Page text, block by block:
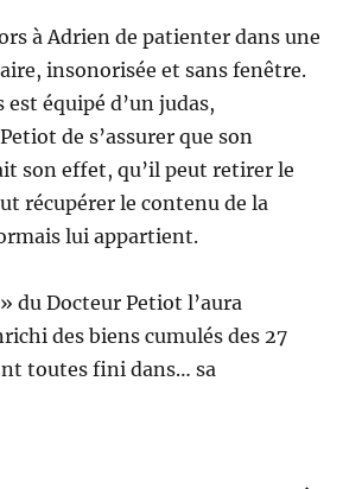
à Adrien de patienter dans une
insonorisée et sans fenêtre.
est équipé d’un judas,
de s’assurer que son
son effet, qu’il peut retirer le
récupérer le contenu de la
lui appartient.
du Docteur Petiot l’aura
des biens cumulés des 27
toutes fini dans… sa